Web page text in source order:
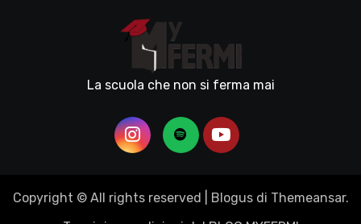
La scuola che non si ferma mai
Copyright © All rights reserved Blogusdi Themeansar.